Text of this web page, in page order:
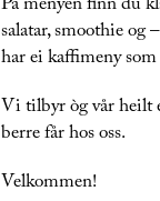
salatar, smoothie og
har ei kaffimeny som
Vi tilbyr òg vår heilt
berre får hos oss.
Velkommen!